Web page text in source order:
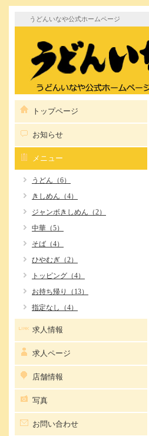
うどんいなや公式ホームページ
トップページ
お知らせ
メニュー
うどん（6）
きしめん（4）
ジャンボきしめん（2）
中華（5）
そば（4）
ひやむぎ（2）
トッピング（4）
お持ち帰り（13）
指定なし（4）
求人情報
求人ページ
店舗情報
写真
お問い合わせ